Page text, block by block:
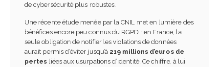
de cybersécurité plus robustes.
Une récente étude menée par la CNIL met en lumière des
bénéfices encore peu connus du RGPD : en France, la
seule obligation de notifier les violations de données
aurait permis d’éviter jusqu’à 219 millions d’euros de
pertes liées aux usurpations d’identité. Ce chiffre, à lui
pratiques
23 juin 2026
Financer une formation
professionnelle en 2026